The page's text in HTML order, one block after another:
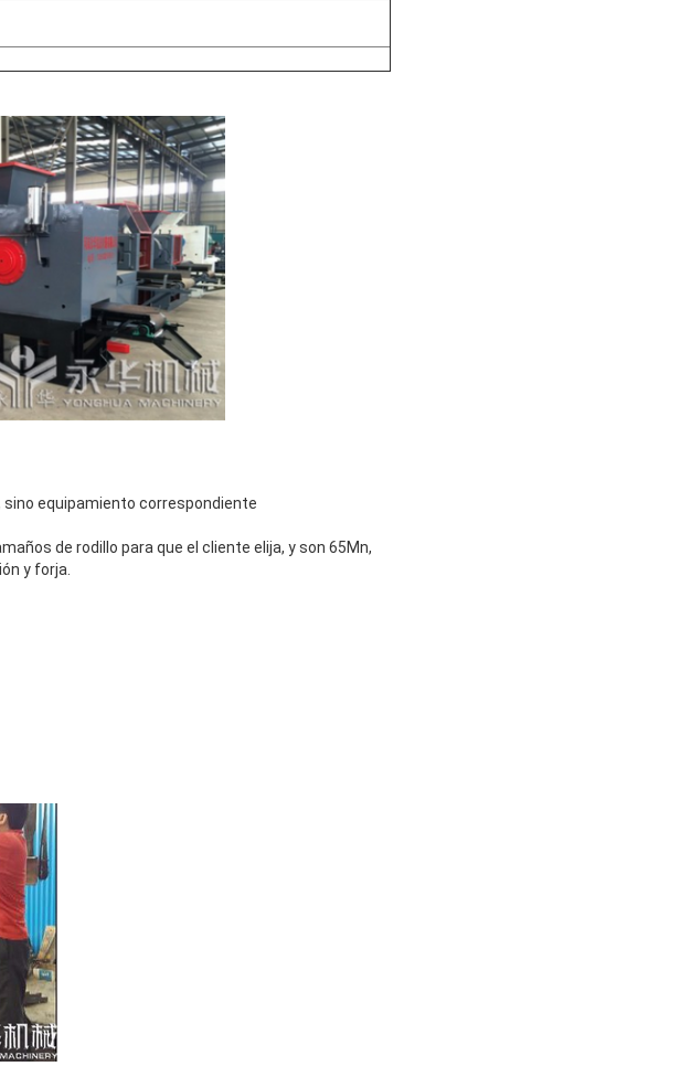
equipamiento correspondiente
de rodillo para que el cliente elija, y son 65Mn,
y forja.